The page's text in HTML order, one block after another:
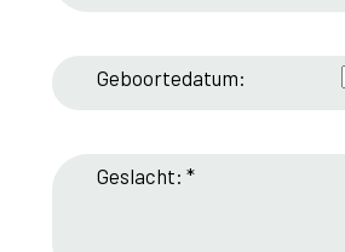
Geboortedatum:
Geslacht: *